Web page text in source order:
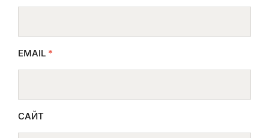
EMAIL *
САЙТ